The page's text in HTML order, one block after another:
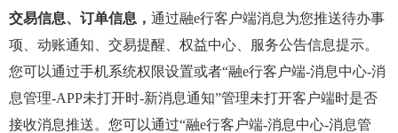
交易信息、订单信息， 通过融e行客户端消息为您推送待办事
项、动账通知、交易提醒、权益中心、服务公告信息提示。
您可以通过手机系统权限设置或者“融e行客户端-消息中心-消
息管理-APP未打开时-新消息通知”管理未打开客户端时是否
接收消息推送。您可以通过“融e行客户端-消息中心-消息管